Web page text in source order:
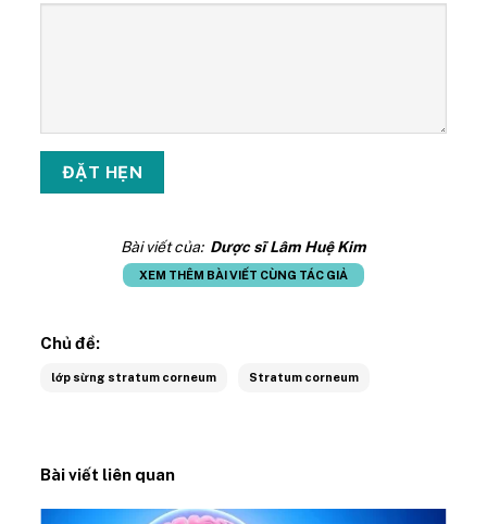
Bài viết của: Dược sĩ Lâm Huệ Kim
XEM THÊM BÀI VIẾT CÙNG TÁC GIẢ
Chủ đề:
lớp sừng stratum corneum Stratum corneum
Bài viết liên quan